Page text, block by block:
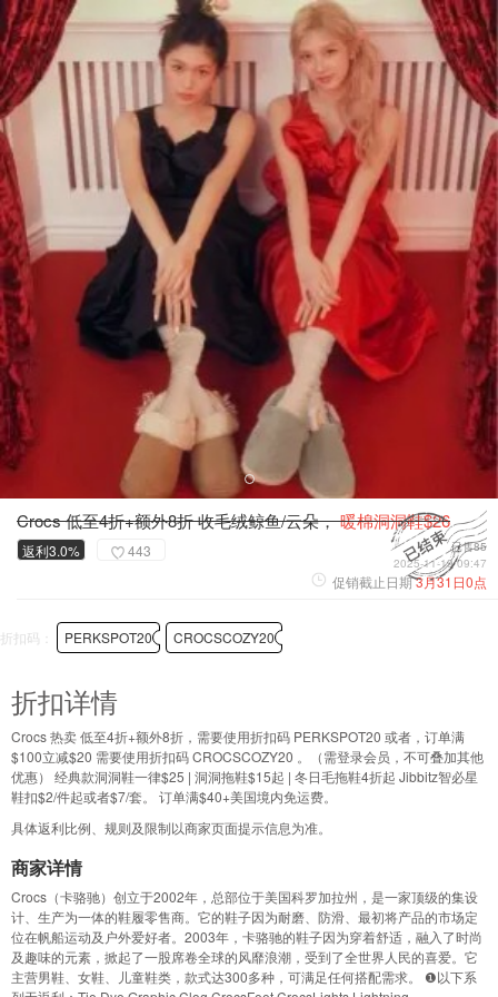
Crocs 低至4折+额外8折 收毛绒鲸鱼/云朵，暖棉洞洞鞋$26
返利3.0% 443
已售85
2025-11-19 09:47
促销截止日期3月31日0点
折扣码： PERKSPOT20 CROCSCOZY20
折扣详情
Crocs 热卖 低至4折+额外8折，需要使用折扣码 PERKSPOT20 或者，订单满
$100立减$20 需要使用折扣码 CROCSCOZY20 。（需登录会员，不可叠加其他
优惠） 经典款洞洞鞋一律$25 | 洞洞拖鞋$15起 | 冬日毛拖鞋4折起 Jibbitz智必星
鞋扣$2/件起或者$7/套。 订单满$40+美国境内免运费。
具体返利比例、规则及限制以商家页面提示信息为准。
商家详情
Crocs（卡骆驰）创立于2002年，总部位于美国科罗加拉州，是一家顶级的集设
计、生产为一体的鞋履零售商。它的鞋子因为耐磨、防滑、最初将产品的市场定
位在帆船运动及户外爱好者。2003年，卡骆驰的鞋子因为穿着舒适，融入了时尚
及趣味的元素，掀起了一股席卷全球的风靡浪潮，受到了全世界人民的喜爱。它
主营男鞋、女鞋、儿童鞋类，款式达300多种，可满足任何搭配需求。 ❶以下系